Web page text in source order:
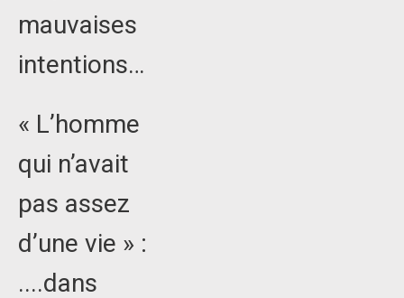
mauvaises
intentions…
« L’homme
qui n’avait
pas assez
d’une vie » :
....dans